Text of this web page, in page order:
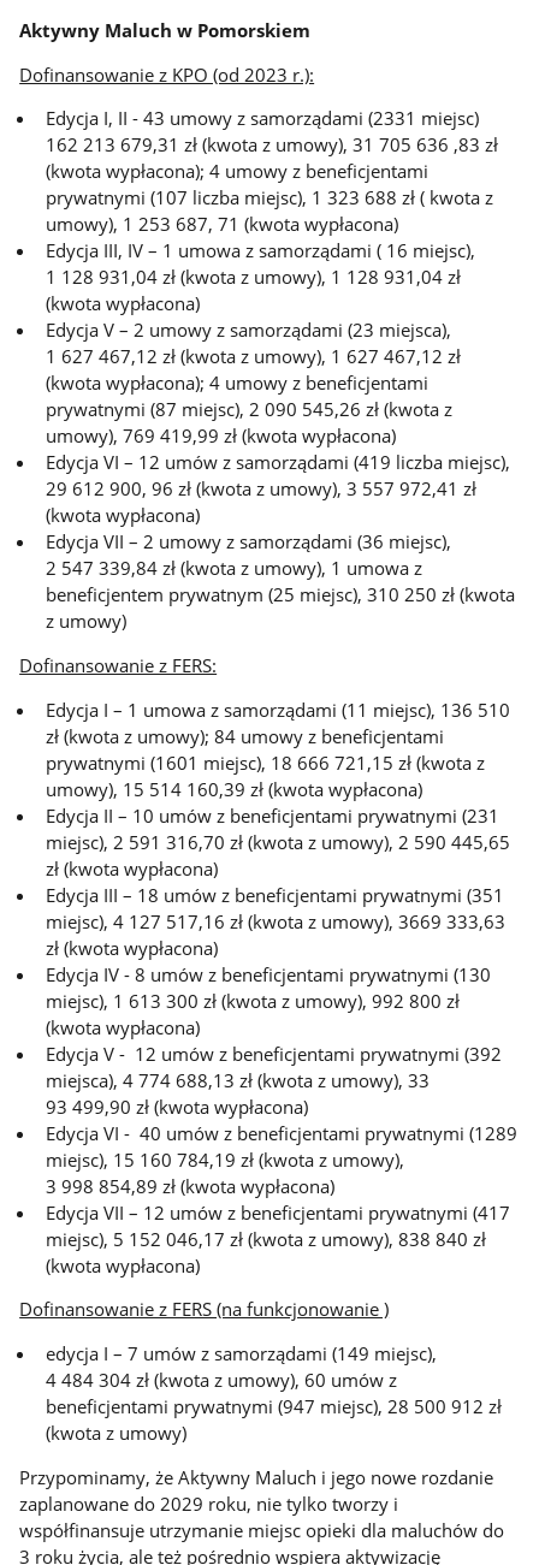
Aktywny Maluch w Pomorskiem
Dofinansowanie z KPO (od 2023 r.):
Edycja I, II - 43 umowy z samorządami (2331 miejsc)
162 213 679,31 zł (kwota z umowy), 31 705 636 ,83 zł
(kwota wypłacona); 4 umowy z beneficjentami
prywatnymi (107 liczba miejsc), 1 323 688 zł ( kwota z
umowy), 1 253 687, 71 (kwota wypłacona)
Edycja III, IV – 1 umowa z samorządami ( 16 miejsc),
1 128 931,04 zł (kwota z umowy), 1 128 931,04 zł
(kwota wypłacona)
Edycja V – 2 umowy z samorządami (23 miejsca),
1 627 467,12 zł (kwota z umowy), 1 627 467,12 zł
(kwota wypłacona); 4 umowy z beneficjentami
prywatnymi (87 miejsc), 2 090 545,26 zł (kwota z
umowy), 769 419,99 zł (kwota wypłacona)
Edycja VI – 12 umów z samorządami (419 liczba miejsc),
29 612 900, 96 zł (kwota z umowy), 3 557 972,41 zł
(kwota wypłacona)
Edycja VII – 2 umowy z samorządami (36 miejsc),
2 547 339,84 zł (kwota z umowy), 1 umowa z
beneficjentem prywatnym (25 miejsc), 310 250 zł (kwota
z umowy)
Dofinansowanie z FERS:
Edycja I – 1 umowa z samorządami (11 miejsc), 136 510
zł (kwota z umowy); 84 umowy z beneficjentami
prywatnymi (1601 miejsc), 18 666 721,15 zł (kwota z
umowy), 15 514 160,39 zł (kwota wypłacona)
Edycja II – 10 umów z beneficjentami prywatnymi (231
miejsc), 2 591 316,70 zł (kwota z umowy), 2 590 445,65
zł (kwota wypłacona)
Edycja III – 18 umów z beneficjentami prywatnymi (351
miejsc), 4 127 517,16 zł (kwota z umowy), 3669 333,63
zł (kwota wypłacona)
Edycja IV - 8 umów z beneficjentami prywatnymi (130
miejsc), 1 613 300 zł (kwota z umowy), 992 800 zł
(kwota wypłacona)
Edycja V - 12 umów z beneficjentami prywatnymi (392
miejsca), 4 774 688,13 zł (kwota z umowy), 33
93 499,90 zł (kwota wypłacona)
Edycja VI - 40 umów z beneficjentami prywatnymi (1289
miejsc), 15 160 784,19 zł (kwota z umowy),
3 998 854,89 zł (kwota wypłacona)
Edycja VII – 12 umów z beneficjentami prywatnymi (417
miejsc), 5 152 046,17 zł (kwota z umowy), 838 840 zł
(kwota wypłacona)
Dofinansowanie z FERS (na funkcjonowanie )
edycja I – 7 umów z samorządami (149 miejsc),
4 484 304 zł (kwota z umowy), 60 umów z
beneficjentami prywatnymi (947 miejsc), 28 500 912 zł
(kwota z umowy)
Przypominamy, że Aktywny Maluch i jego nowe rozdanie
zaplanowane do 2029 roku, nie tylko tworzy i
współfinansuje utrzymanie miejsc opieki dla maluchów do
3 roku życia, ale też pośrednio wspiera aktywizację